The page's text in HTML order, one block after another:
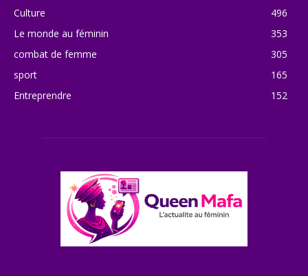
Culture
496
Le monde au féminin
353
combat de femme
305
sport
165
Entreprendre
152